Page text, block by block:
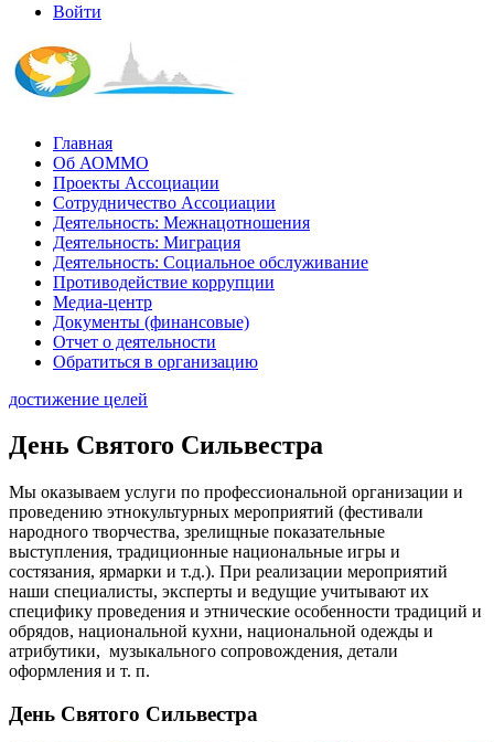
Войти
Главная
Об АОММО
Проекты Ассоциации
Сотрудничество Ассоциации
Деятельность: Межнацотношения
Деятельность: Миграция
Деятельность: Социальное обслуживание
Противодействие коррупции
Медиа-центр
Документы (финансовые)
Отчет о деятельности
Обратиться в организацию
достижение целей
День Святого Сильвестра
Мы оказываем услуги по профессиональной организации и
проведению этнокультурных мероприятий (фестивали
народного творчества, зрелищные показательные
выступления, традиционные национальные игры и
состязания, ярмарки и т.д.). При реализации мероприятий
наши специалисты, эксперты и ведущие учитывают их
специфику проведения и этнические особенности традиций и
обрядов, национальной кухни, национальной одежды и
атрибутики, музыкального сопровождения, детали
оформления и т. п.
День Святого Сильвестра